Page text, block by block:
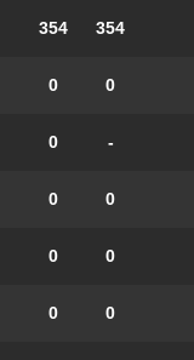
354
354
0
0
-
0
0
0
0
0
0
0